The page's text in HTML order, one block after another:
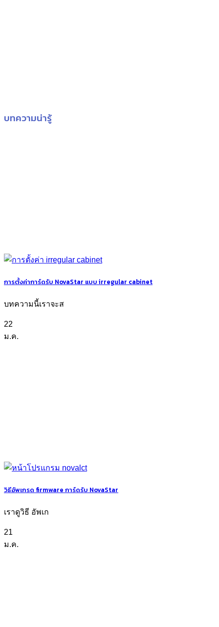
บทความน่ารู้
การตั้งค่าการ์ดรับ NovaStar แบบ irregular cabinet
บทความนี้เราจะส
22
ม.ค.
วิธีอัพเกรด firmware การ์ดรับ NovaStar
เราดูวิธี อัพเก
21
ม.ค.